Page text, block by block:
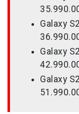
Galaxy
Galaxy
Galaxy